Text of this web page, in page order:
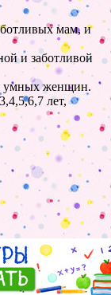
мам, и
и заботливой
умных женщин.
лет,